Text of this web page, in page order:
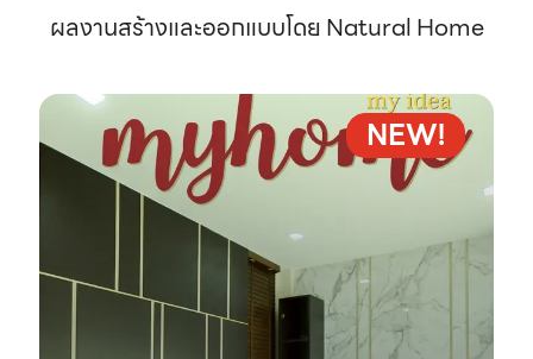
ผลงานสร้างและออกแบบโดย Natural Home
NEW!